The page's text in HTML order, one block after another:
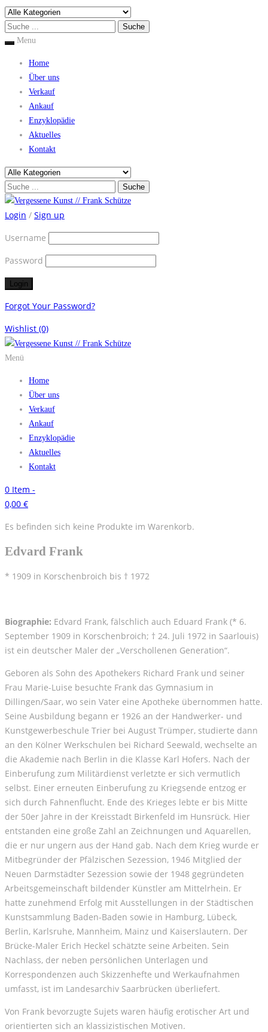
Menu
Home
Über uns
Verkauf
Ankauf
Enzyklopädie
Aktuelles
Kontakt
Login / Sign up
Username
Password
Forgot Your Password?
Wishlist (0)
Menü
Home
Über uns
Verkauf
Ankauf
Enzyklopädie
Aktuelles
Kontakt
0 Item -
0,00 €
Es befinden sich keine Produkte im Warenkorb.
Edvard Frank
* 1909 in Korschenbroich bis † 1972
Biographie: Edvard Frank, fälschlich auch Eduard Frank (* 6.
September 1909 in Korschenbroich; † 24. Juli 1972 in Saarlouis)
ist ein deutscher Maler der „Verschollenen Generation“.
Geboren als Sohn des Apothekers Richard Frank und seiner
Frau Marie-Luise besuchte Frank das Gymnasium in
Dillingen/Saar, wo sein Vater eine Apotheke übernommen hatte.
Seine Ausbildung begann er 1926 an der Handwerker- und
Kunstgewerbeschule Trier bei August Trümper, studierte dann
an den Kölner Werkschulen bei Richard Seewald, wechselte an
die Akademie nach Berlin in die Klasse Karl Hofers. Nach der
Einberufung zum Militärdienst verletzte er sich vermutlich
selbst. Einer erneuten Einberufung zu Kriegsende entzog er
sich durch Fahnenflucht. Ende des Krieges lebte er bis Mitte
der 50er Jahre in der Kreisstadt Birkenfeld im Hunsrück. Hier
entstanden eine große Zahl an Zeichnungen und Aquarellen,
die er nur ungern aus der Hand gab. Nach dem Krieg wurde er
Mitbegründer der Pfälzischen Sezession, 1946 Mitglied der
Neuen Darmstädter Sezession sowie der 1948 gegründeten
Arbeitsgemeinschaft bildender Künstler am Mittelrhein. Er
hatte zunehmend Erfolg mit Ausstellungen in der Städtischen
Kunstsammlung Baden-Baden sowie in Hamburg, Lübeck,
Berlin, Karlsruhe, Mannheim, Mainz und Kaiserslautern. Der
Brücke-Maler Erich Heckel schätzte seine Arbeiten. Sein
Nachlass, der neben persönlichen Unterlagen und
Korrespondenzen auch Skizzenhefte und Werkaufnahmen
umfasst, ist im Landesarchiv Saarbrücken überliefert.
Von Frank bevorzugte Sujets waren häufig erotischer Art und
orientierten sich an klassizistischen Motiven.